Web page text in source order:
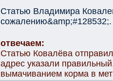
Статью Владимира
сожалению&amp;#128532;.
отвечаем:
Статью Ковалёва
адрес указали
вымачиванием корма в